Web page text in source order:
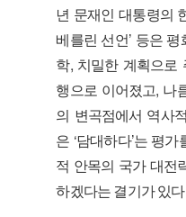
년 문재인 대통령의
베를린 선언’ 등은
학, 치밀한 계획으로
행으로 이어졌고, 나
의 변곡점에서 역사
은 ‘담대하다’는 평
적 안목의 국가 대전
하겠다는 결기가 있